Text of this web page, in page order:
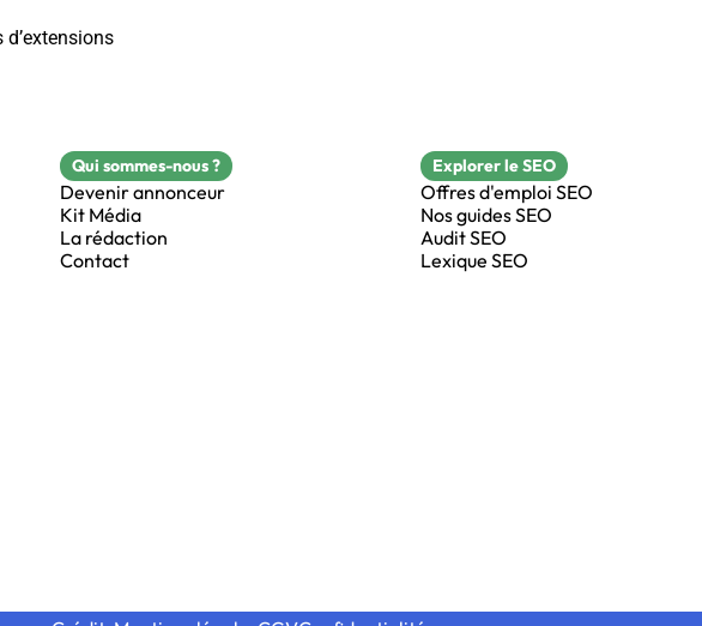
Qui sommes-nous ?
Devenir annonceur
Kit Média
La rédaction
Contact
Explorer le SEO
Offres d'emploi SEO
Nos guides SEO
Audit SEO
Lexique SEO